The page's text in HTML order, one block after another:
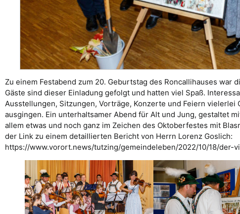
Zu einem Festabend zum 20. Geburtstag des Roncallihauses war
Gäste sind dieser Einladung gefolgt und hatten viel Spaß.
Ausstellungen, Sitzungen, Vorträge, Konzerte und Feiern
ausgingen. Ein unterhaltsamer Abend für Alt und Jung, gestaltet
allem etwas und noch ganz im Zeichen des Oktoberfestes mit
der Link zu einem detaillierten Bericht von Herrn Lorenz Goslich:
https://www.vorort.news/tutzing/gemeindeleben/2022/10/18/